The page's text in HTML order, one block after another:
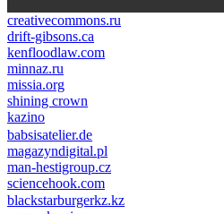
creativecommons.ru
drift-gibsons.ca
kenfloodlaw.com
minnaz.ru
missia.org
shining crown
kazino
casino lemon
pinco giriş
babsisatelier.de
magazyndigital.pl
man-hestigroup.cz
sciencehook.com
олимп казино
blackstarburgerkz.kz